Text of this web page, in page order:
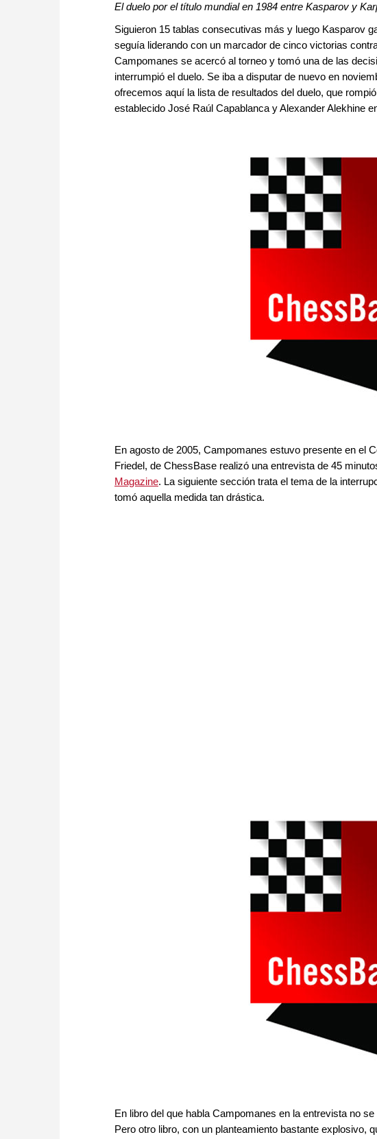
El duelo por el título mundial en 1984 entre Kasparov y
Siguieron 15 tablas consecutivas más y luego Kasparov
seguía liderando con un marcador de cinco victorias
Campomanes se acercó al torneo y tomó una de las
interrumpió el duelo. Se iba a disputar de nuevo en
ofrecemos aquí la lista de resultados del duelo, que
establecido José Raúl Capablanca y Alexander Alekhine
En agosto de 2005, Campomanes estuvo presente en el
Friedel, de ChessBase realizó una entrevista de 45
Magazine. La siguiente sección trata el tema de la
tomó aquella medida tan drástica.
En libro del que habla Campomanes en la entrevista no
Pero otro libro, con un planteamiento bastante explosivo,